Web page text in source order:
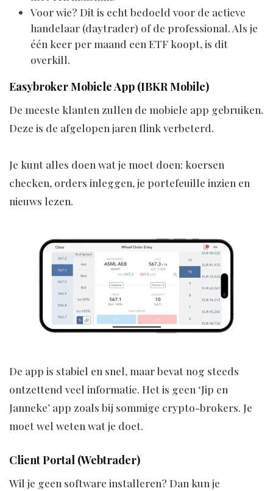
Voor wie? Dit is echt bedoeld voor de actieve
handelaar (daytrader) of de professional. Als je
één keer per maand een ETF koopt, is dit
overkill.
Easybroker Mobiele App (IBKR Mobile)
De meeste klanten zullen de mobiele app gebruiken.
Deze is de afgelopen jaren flink verbeterd.
Je kunt alles doen wat je moet doen: koersen
checken, orders inleggen, je portefeuille inzien en
nieuws lezen.
De app is stabiel en snel, maar bevat nog steeds
ontzettend veel informatie. Het is geen ‘Jip en
Janneke’ app zoals bij sommige crypto-brokers. Je
moet wel weten wat je doet.
Client Portal (Webtrader)
Wil je geen software installeren? Dan kun je